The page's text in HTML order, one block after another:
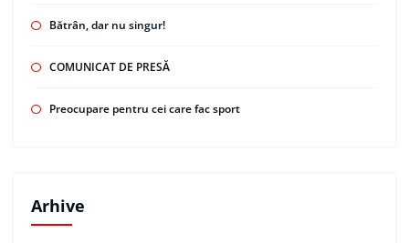
Bătrân, dar nu singur!
COMUNICAT DE PRESĂ
Preocupare pentru cei care fac sport
Arhive